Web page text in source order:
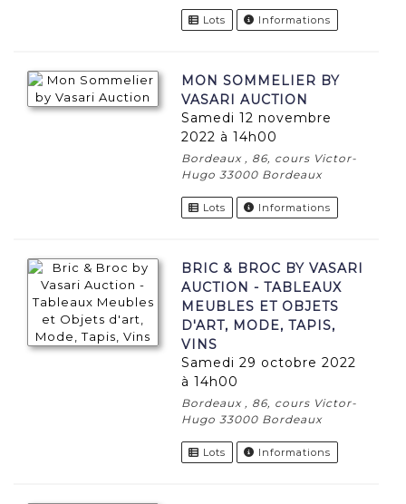
Lots Informations
MON SOMMELIER BY
VASARI AUCTION
samedi 12 novembre
2022 à 14h00
Bordeaux , 86, cours Victor-
Hugo 33000 Bordeaux
Lots Informations
BRIC & BROC BY VASARI
AUCTION - TABLEAUX
MEUBLES ET OBJETS
D'ART, MODE, TAPIS,
VINS
samedi 29 octobre 2022
à 14h00
Bordeaux , 86, cours Victor-
Hugo 33000 Bordeaux
Lots Informations